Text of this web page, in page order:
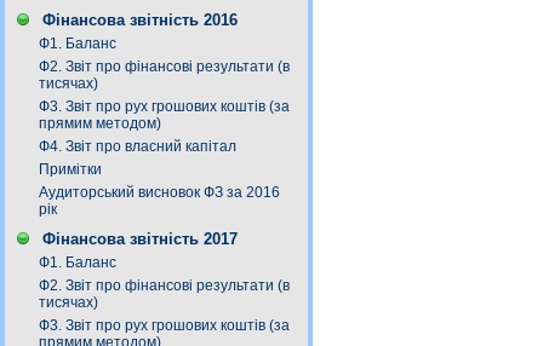
Фінансова звітність 2016
Ф1. Баланс
Ф2. Звіт про фінансові результати (в
тисячах)
Ф3. Звiт про рух грошових коштiв (за
прямим методом)
Ф4. Звіт про власний капітал
Примітки
Аудиторський висновок ФЗ за 2016
рік
Фінансова звітність 2017
Ф1. Баланс
Ф2. Звіт про фінансові результати (в
тисячах)
Ф3. Звiт про рух грошових коштiв (за
прямим методом)